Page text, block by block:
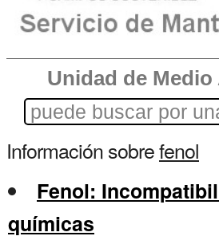
Unidad de
Información sobrefenol
Fenol:
químicas